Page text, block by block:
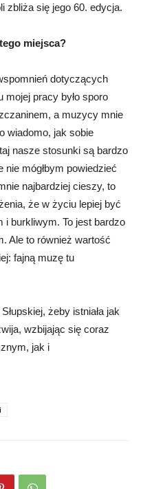
zbliża się jego 60. edycja.
miejsca?
dotyczących
mojej pracy było sporo
a muzycy mnie
wiadomo, jak sobie
nasze stosunki są bardzo
nie mógłbym powiedzieć
najbardziej cieszy, to
że w życiu lepiej być
i burkliwym. To jest bardzo
Ale to również wartość
fajną muzę tu
żeby istniała jak
wzbijając się coraz
jak i